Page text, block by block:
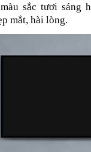
sắc tươi sáng
mắt, hài lòng.